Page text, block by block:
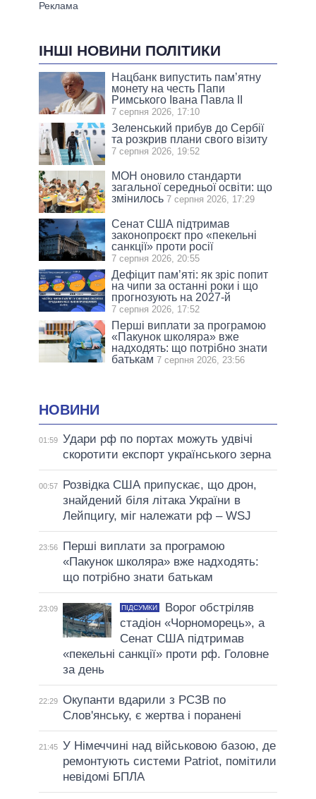
ІНШІ НОВИНИ ПОЛІТИКИ
Нацбанк випустить пам’ятну
монету на честь Папи
Римського Івана Павла II
7 серпня 2026, 17:10
Зеленський прибув до Сербії
та розкрив плани свого візиту
7 серпня 2026, 19:52
МОН оновило стандарти
загальної середньої освіти: що
змінилось 7 серпня 2026, 17:29
Сенат США підтримав
законопроєкт про «пекельні
санкції» проти росії
7 серпня 2026, 20:55
Дефіцит пам’яті: як зріс попит
на чипи за останні роки і що
прогнозують на 2027-й
7 серпня 2026, 17:52
Перші виплати за програмою
«Пакунок школяра» вже
надходять: що потрібно знати
батькам 7 серпня 2026, 23:56
НОВИНИ
01:59 Удари рф по портах можуть удвічі
скоротити експорт українського зерна
00:57
Розвідка США припускає, що дрон,
знайдений біля літака України в
Лейпцигу, міг належати рф – WSJ
23:56
Перші виплати за програмою
«Пакунок школяра» вже надходять:
що потрібно знати батькам
23:09 ПІДСУМКИ
Ворог обстріляв
стадіон «Чорноморець», а
Сенат США підтримав
«пекельні санкції» проти рф. Головне
за день
22:29 Окупанти вдарили з РСЗВ по
Слов'янську, є жертва і поранені
21:45 У Німеччині над військовою базою, де
ремонтують системи Patriot, помітили
невідомі БПЛА